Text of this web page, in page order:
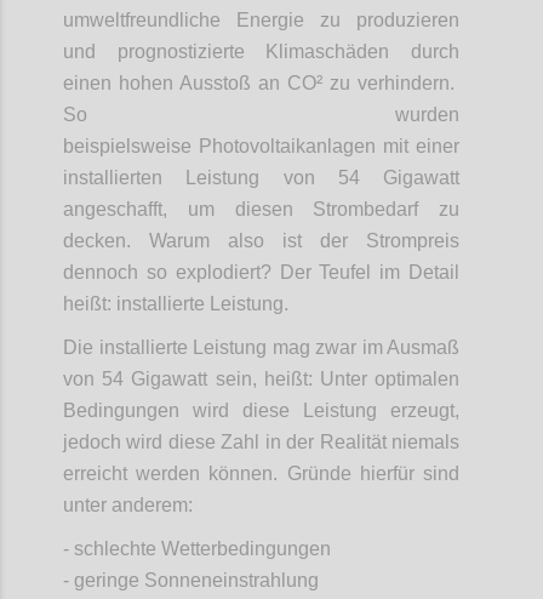
umweltfreundliche Energie zu produzieren
und prognostizierte Klimaschäden durch
einen hohen Ausstoß an CO² zu verhindern.
So wurden
beispielsweise Photovoltaikanlagen mit einer
installierten Leistung von 54 Gigawatt
angeschafft, um diesen Strombedarf zu
decken. Warum also ist der Strompreis
dennoch so explodiert? Der Teufel im Detail
heißt: installierte Leistung.
Die installierte Leistung mag zwar im Ausmaß
von 54 Gigawatt sein, heißt: Unter optimalen
Bedingungen wird diese Leistung erzeugt,
jedoch wird diese Zahl in der Realität niemals
erreicht werden können. Gründe hierfür sind
unter anderem:
- schlechte Wetterbedingungen
- geringe Sonneneinstrahlung